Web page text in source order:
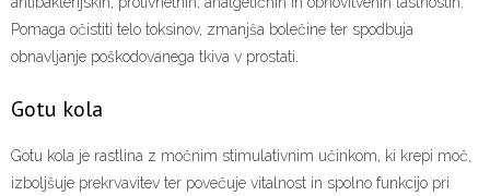
Pomaga očistiti telo toksinov, zmanjša bolečine ter spodbuja
obnavljanje poškodovanega tkiva v prostati.
Gotu kola
Gotu kola je rastlina z močnim stimulativnim učinkom, ki krepi moč,
izboljšuje prekrvavitev ter povečuje vitalnost in spolno funkcijo pri